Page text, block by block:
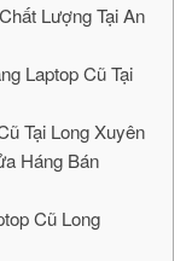
Lượng Tại An
Laptop Cũ Tại
Tại Long Xuyên
Háng Bán
Cũ Long